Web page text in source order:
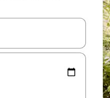
disponibles, podrás navegar